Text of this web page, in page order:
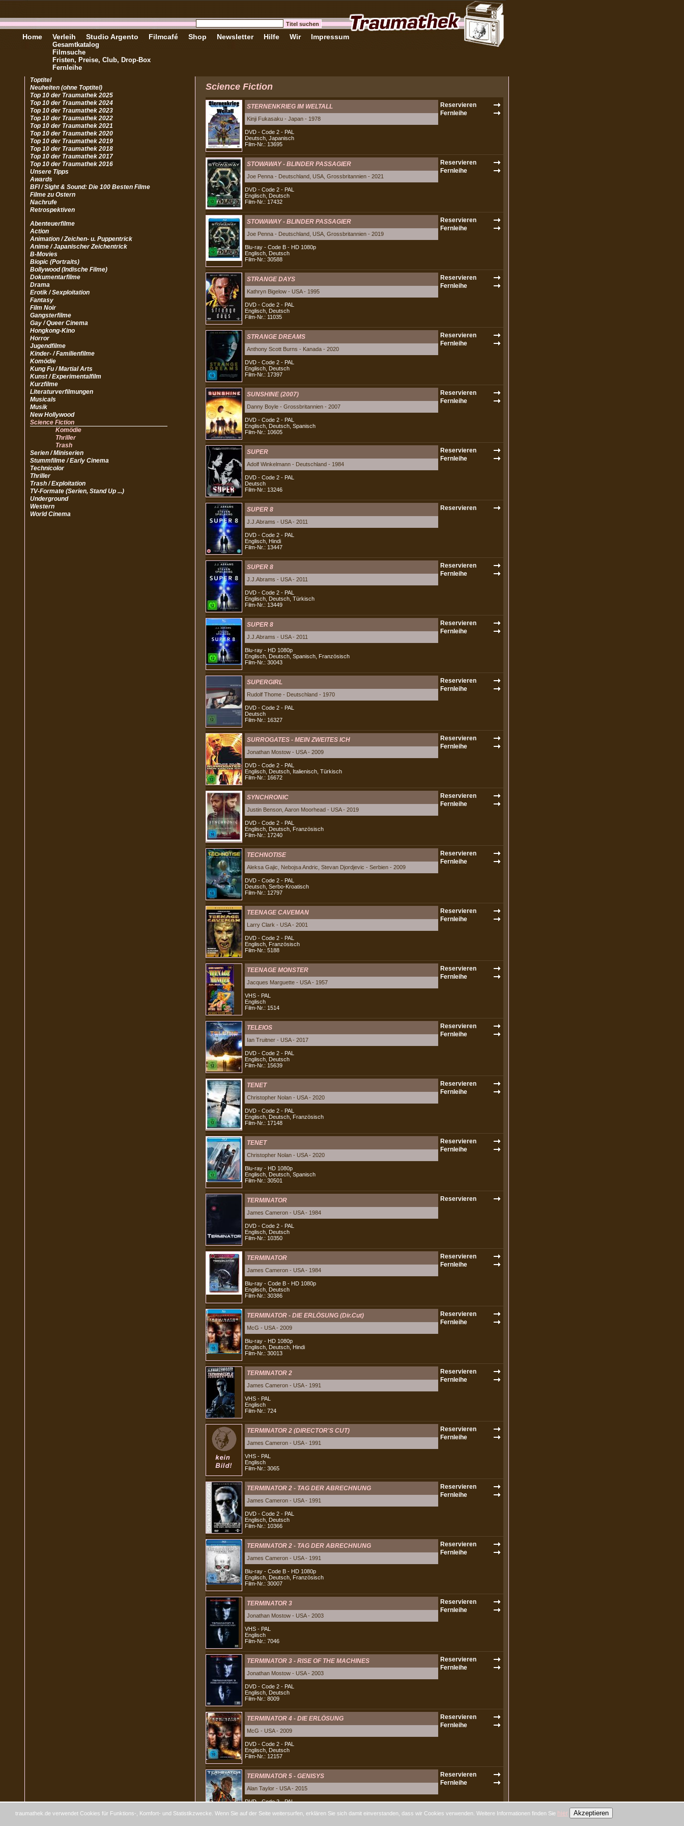
Home Verleih
Gesamtkatalog
Filmsuche
Fristen, Preise, Club, Drop-Box
Fernleihe
Studio Argento Filmcafé Shop Newsletter Hilfe Wir Impressum
Toptitel
Neuheiten (ohne Toptitel)
Top 10 der Traumathek 2025
Top 10 der Traumathek 2024
Top 10 der Traumathek 2023
Top 10 der Traumathek 2022
Top 10 der Traumathek 2021
Top 10 der Traumathek 2020
Top 10 der Traumathek 2019
Top 10 der Traumathek 2018
Top 10 der Traumathek 2017
Top 10 der Traumathek 2016
Unsere Tipps
Awards
BFI / Sight & Sound: Die 100 Besten Filme
Filme zu Ostern
Nachrufe
Retrospektiven
Abenteuerfilme
Action
Animation / Zeichen- u. Puppentrick
Anime / Japanischer Zeichentrick
B-Movies
Biopic (Portraits)
Bollywood (Indische Filme)
Dokumentarfilme
Drama
Erotik / Sexploitation
Fantasy
Film Noir
Gangsterfilme
Gay / Queer Cinema
Hongkong-Kino
Horror
Jugendfilme
Kinder- / Familienfilme
Komödie
Kung Fu / Martial Arts
Kunst / Experimentalfilm
Kurzfilme
Literaturverfilmungen
Musicals
Musik
New Hollywood
Science Fiction
Komödie
Thriller
Trash
Serien / Miniserien
Stummfilme / Early Cinema
Technicolor
Thriller
Trash / Exploitation
TV-Formate (Serien, Stand Up ...)
Underground
Western
World Cinema
Science Fiction
STERNENKRIEG IM WELTALL
Kinji Fukasaku - Japan - 1978
DVD - Code 2 - PAL
Deutsch, Japanisch
Film-Nr.: 13695
STOWAWAY - BLINDER PASSAGIER
Joe Penna - Deutschland, USA, Grossbritannien - 2021
DVD - Code 2 - PAL
Englisch, Deutsch
Film-Nr.: 17432
STOWAWAY - BLINDER PASSAGIER
Joe Penna - Deutschland, USA, Grossbritannien - 2019
Blu-ray - Code B - HD 1080p
Englisch, Deutsch
Film-Nr.: 30588
STRANGE DAYS
Kathryn Bigelow - USA - 1995
DVD - Code 2 - PAL
Englisch, Deutsch
Film-Nr.: 11035
STRANGE DREAMS
Anthony Scott Burns - Kanada - 2020
DVD - Code 2 - PAL
Englisch, Deutsch
Film-Nr.: 17397
SUNSHINE (2007)
Danny Boyle - Grossbritannien - 2007
DVD - Code 2 - PAL
Englisch, Deutsch, Spanisch
Film-Nr.: 10605
SUPER
Adolf Winkelmann - Deutschland - 1984
DVD - Code 2 - PAL
Deutsch
Film-Nr.: 13246
SUPER 8
J.J.Abrams - USA - 2011
DVD - Code 2 - PAL
Englisch, Hindi
Film-Nr.: 13447
SUPER 8
J.J.Abrams - USA - 2011
DVD - Code 2 - PAL
Englisch, Deutsch, Türkisch
Film-Nr.: 13449
SUPER 8
J.J.Abrams - USA - 2011
Blu-ray - HD 1080p
Englisch, Deutsch, Spanisch, Französisch
Film-Nr.: 30043
SUPERGIRL
Rudolf Thome - Deutschland - 1970
DVD - Code 2 - PAL
Deutsch
Film-Nr.: 16327
SURROGATES - MEIN ZWEITES ICH
Jonathan Mostow - USA - 2009
DVD - Code 2 - PAL
Englisch, Deutsch, Italienisch, Türkisch
Film-Nr.: 16672
SYNCHRONIC
Justin Benson, Aaron Moorhead - USA - 2019
DVD - Code 2 - PAL
Englisch, Deutsch, Französisch
Film-Nr.: 17240
TECHNOTISE
Aleksa Gajic, Nebojsa Andric, Stevan Djordjevic - Serbien - 2009
DVD - Code 2 - PAL
Deutsch, Serbo-Kroatisch
Film-Nr.: 12797
TEENAGE CAVEMAN
Larry Clark - USA - 2001
DVD - Code 2 - PAL
Englisch, Französisch
Film-Nr.: 5188
TEENAGE MONSTER
Jacques Marguette - USA - 1957
VHS - PAL
Englisch
Film-Nr.: 1514
TELEIOS
Ian Truitner - USA - 2017
DVD - Code 2 - PAL
Englisch, Deutsch
Film-Nr.: 15639
TENET
Christopher Nolan - USA - 2020
DVD - Code 2 - PAL
Englisch, Deutsch, Französisch
Film-Nr.: 17148
TENET
Christopher Nolan - USA - 2020
Blu-ray - HD 1080p
Englisch, Deutsch, Spanisch
Film-Nr.: 30501
TERMINATOR
James Cameron - USA - 1984
DVD - Code 2 - PAL
Englisch, Deutsch
Film-Nr.: 10350
TERMINATOR
James Cameron - USA - 1984
Blu-ray - Code B - HD 1080p
Englisch, Deutsch
Film-Nr.: 30386
TERMINATOR - DIE ERLÖSUNG (Dir.Cut)
McG - USA - 2009
Blu-ray - HD 1080p
Englisch, Deutsch, Hindi
Film-Nr.: 30013
TERMINATOR 2
James Cameron - USA - 1991
VHS - PAL
Englisch
Film-Nr.: 724
TERMINATOR 2 (DIRECTOR'S CUT)
James Cameron - USA - 1991
VHS - PAL
Englisch
Film-Nr.: 3065
TERMINATOR 2 - TAG DER ABRECHNUNG
James Cameron - USA - 1991
DVD - Code 2 - PAL
Englisch, Deutsch
Film-Nr.: 10366
TERMINATOR 2 - TAG DER ABRECHNUNG
James Cameron - USA - 1991
Blu-ray - Code B - HD 1080p
Englisch, Deutsch, Französisch
Film-Nr.: 30007
TERMINATOR 3
Jonathan Mostow - USA - 2003
VHS - PAL
Englisch
Film-Nr.: 7046
TERMINATOR 3 - RISE OF THE MACHINES
Jonathan Mostow - USA - 2003
DVD - Code 2 - PAL
Englisch, Deutsch
Film-Nr.: 8009
TERMINATOR 4 - DIE ERLÖSUNG
McG - USA - 2009
DVD - Code 2 - PAL
Englisch, Deutsch
Film-Nr.: 12157
TERMINATOR 5 - GENISYS
Alan Taylor - USA - 2015
DVD - Code 2 - PAL
Film-Nr.: 15210
traumathek.de verwendet Cookies für Funktions-, Komfort- und Statistikzwecke. Wenn Sie auf der Seite weitersurfen, erklären Sie sich damit einverstanden, dass wir Cookies verwenden. Weitere Informationen finden Sie hier Akzeptieren